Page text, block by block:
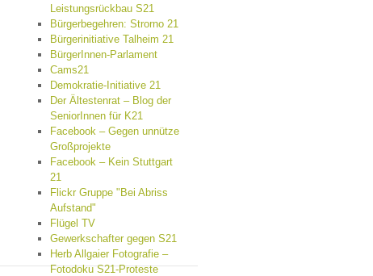
Leistungsrückbau S21
Bürgerbegehren: Strorno 21
Bürgerinitiative Talheim 21
BürgerInnen-Parlament
Cams21
Demokratie-Initiative 21
Der Ältestenrat – Blog der
SeniorInnen für K21
Facebook – Gegen unnütze
Großprojekte
Facebook – Kein Stuttgart
21
Flickr Gruppe "Bei Abriss
Aufstand"
Flügel TV
Gewerkschafter gegen S21
Herb Allgaier Fotografie –
Fotodoku S21-Proteste